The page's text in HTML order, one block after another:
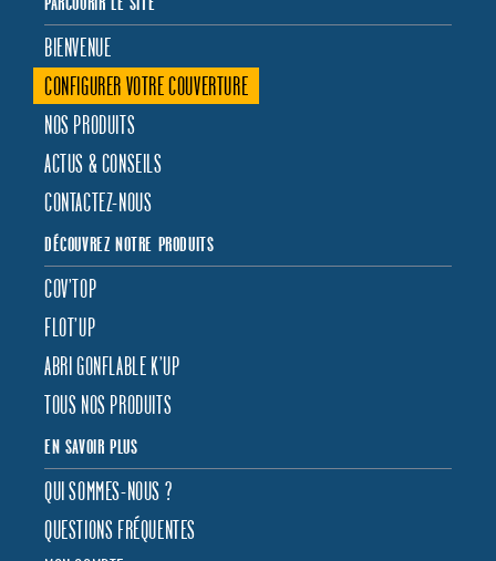
BIENVENUE
CONFIGURER VOTRE COUVERTURE
NOS PRODUITS
ACTUS & CONSEILS
CONTACTEZ-NOUS
DÉCOUVREZ NOTRE PRODUITS
COV’TOP
FLOT’UP
ABRI GONFLABLE K’UP
TOUS NOS PRODUITS
EN SAVOIR PLUS
QUI SOMMES-NOUS ?
QUESTIONS FRÉQUENTES